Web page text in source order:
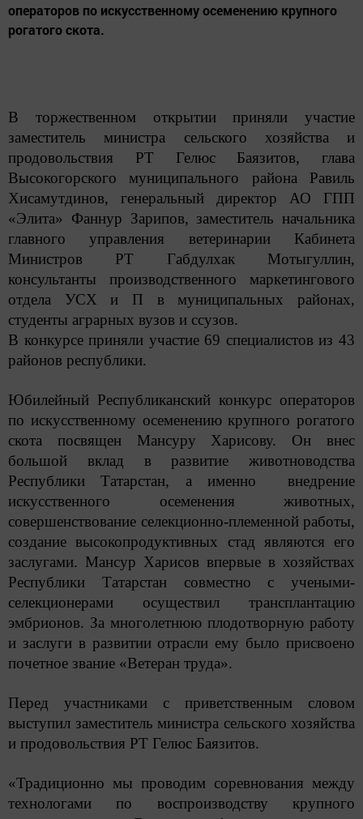
операторов по искусственному осеменению крупного
рогатого скота.
В торжественном открытии приняли участие
заместитель министра сельского хозяйства и
продовольствия РТ Гелюс Баязитов, глава
Высокогорского муниципального района Равиль
Хисамутдинов, генеральный директор АО ГПП
«Элита» Фаннур Зарипов, заместитель начальника
главного управления ветеринарии Кабинета
Министров РТ Габдулхак Мотыгуллин,
консультанты производственного маркетингового
отдела УСХ и П в муниципальных районах,
студенты аграрных вузов и ссузов.
В конкурсе приняли участие 69 специалистов из 43
районов республики.
Юбилейный Республиканский конкурс операторов
по искусственному осеменению крупного рогатого
скота посвящен Мансуру Харисову. Он внес
большой вклад в развитие животноводства
Республики Татарстан, а именно внедрение
искусственного осеменения животных,
совершенствование селекционно-племенной работы,
создание высокопродуктивных стад являются его
заслугами. Мансур Харисов впервые в хозяйствах
Республики Татарстан совместно с учеными-
селекционерами осуществил трансплантацию
эмбрионов. За многолетнюю плодотворную работу
и заслуги в развитии отрасли ему было присвоено
почетное звание «Ветеран труда».
Перед участниками с приветственным словом
выступил заместитель министра сельского хозяйства
и продовольствия РТ Гелюс Баязитов.
«Традиционно мы проводим соревнования между
технологами по воспроизводству крупного